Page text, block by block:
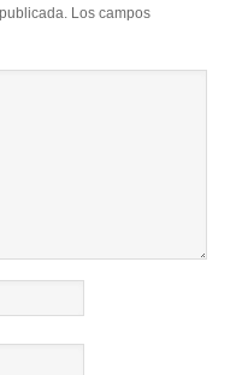
Los campos